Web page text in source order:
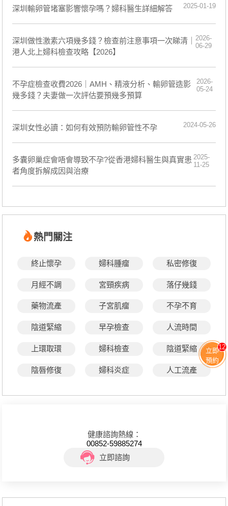
深圳輸卵管堵塞影響懷孕嗎？婦科醫生詳細解答 2025-01-19
深圳做性激素六項幾多錢？檢查前注意事項一次睇清｜
港人北上婦科檢查攻略【2026】
2026-
06-29
不孕症檢查收費2026｜AMH、精液分析、輸卵管造影
幾多錢？夫妻做一次評估要預幾多預算
2026-
05-24
深圳女性必讀：如何有效預防輸卵管性不孕 2024-05-26
多囊卵巢症會唔會導致不孕?從香港婦科醫生與真實患
者角度拆解成因與治療
2025-
11-25
熱門關注
終止懷孕 婦科腫瘤 私密修復
月經不調 宮頸疾病 落仔幾錢
藥物流產 子宮肌瘤 不孕不育
陰道緊縮 早孕檢查 人流時間
上環取環 婦科檢查 陰道緊縮
陰唇修復 婦科炎症 人工流產
健康諮詢熱線：
00852-59885274
立即諮詢
立即
預約
12